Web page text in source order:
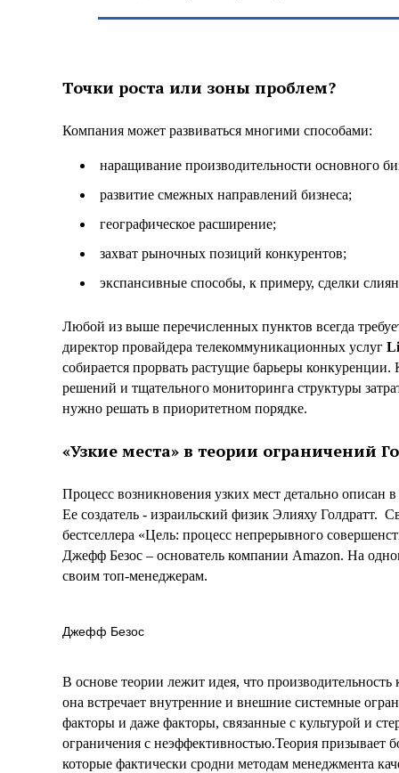
Точки роста или зоны проблем?
Компания может развиваться многими способами:
наращивание производительности основного
развитие смежных направлений бизнеса;
географическое расширение;
захват рыночных позиций конкурентов;
экспансивные способы, к примеру, сделки
Любой из выше перечисленных пунктов всегда
директор провайдера телекоммуникационных услуг
собирается прорвать растущие барьеры
решений и тщательного мониторинга структуры
нужно решать в приоритетном порядке.
«Узкие места» в теории ограничений
Процесс возникновения узких мест детально
Ее создатель - израильский физик Элияху Голдратт.
бестселлера «Цель: процесс непрерывного
Джефф Безос – основатель компании Amazon. На
своим топ-менеджерам.
Джефф Безос
В основе теории лежит идея, что
она встречает внутренние и внешние системные
факторы и даже факторы, связанные с культурой и
ограничения с неэффективностью.Теория призывает
которые фактически сродни методам менеджмента